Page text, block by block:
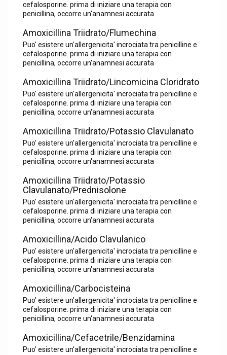
cefalosporine. prima di iniziare una terapia con
penicillina, occorre un'anamnesi accurata
Amoxicillina Triidrato/Flumechina
Puo' esistere un'allergenicita' incrociata tra penicilline e
cefalosporine. prima di iniziare una terapia con
penicillina, occorre un'anamnesi accurata
Amoxicillina Triidrato/Lincomicina Cloridrato
Puo' esistere un'allergenicita' incrociata tra penicilline e
cefalosporine. prima di iniziare una terapia con
penicillina, occorre un'anamnesi accurata
Amoxicillina Triidrato/Potassio Clavulanato
Puo' esistere un'allergenicita' incrociata tra penicilline e
cefalosporine. prima di iniziare una terapia con
penicillina, occorre un'anamnesi accurata
Amoxicillina Triidrato/Potassio
Clavulanato/Prednisolone
Puo' esistere un'allergenicita' incrociata tra penicilline e
cefalosporine. prima di iniziare una terapia con
penicillina, occorre un'anamnesi accurata
Amoxicillina/Acido Clavulanico
Puo' esistere un'allergenicita' incrociata tra penicilline e
cefalosporine. prima di iniziare una terapia con
penicillina, occorre un'anamnesi accurata
Amoxicillina/Carbocisteina
Puo' esistere un'allergenicita' incrociata tra penicilline e
cefalosporine. prima di iniziare una terapia con
penicillina, occorre un'anamnesi accurata
Amoxicillina/Cefacetrile/Benzidamina
Puo' esistere un'allergenicita' incrociata tra penicilline e